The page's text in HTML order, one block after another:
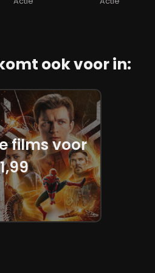
ook voor in:
films voor
1,99